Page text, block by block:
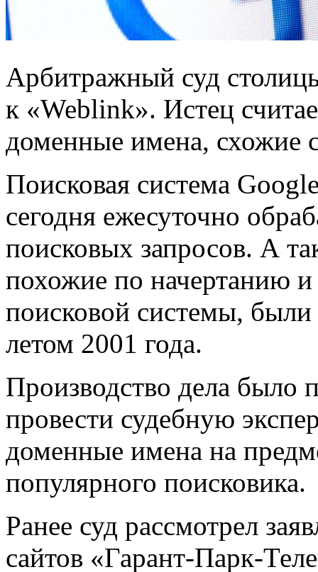
Арбитражный суд
к «Weblink». Истец
доменные имена, схожие
Поисковая система
сегодня ежесуточно
поисковых запросов. А
похожие по начертанию и
поисковой системы, были
летом 2001 года.
Производство дела было
провести судебную
доменные имена на
популярного поисковика.
Ранее суд рассмотрел
сайтов «Гарант-Парк-